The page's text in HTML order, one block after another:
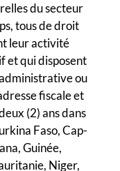
du secteur
tous de droit
leur activité
et qui disposent
ou
fiscale et
(2) ans dans
Faso, Cap-
Guinée,
Niger,